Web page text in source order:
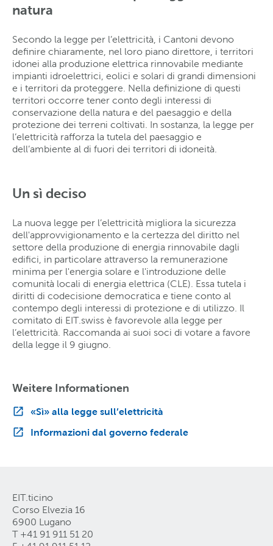
natura
Secondo la legge per l’elettricità, i Cantoni devono
definire chiaramente, nel loro piano direttore, i territori
idonei alla produzione elettrica rinnovabile mediante
impianti idroelettrici, eolici e solari di grandi dimensioni
e i territori da proteggere. Nella definizione di questi
territori occorre tener conto degli interessi di
conservazione della natura e del paesaggio e della
protezione dei terreni coltivati. In sostanza, la legge per
l’elettricità rafforza la tutela del paesaggio e
dell’ambiente al di fuori dei territori di idoneità.
Un sì deciso
La nuova legge per l’elettricità migliora la sicurezza
dell'approvvigionamento e la certezza del diritto nel
settore della produzione di energia rinnovabile dagli
edifici, in particolare attraverso la remunerazione
minima per l'energia solare e l'introduzione delle
comunità locali di energia elettrica (CLE). Essa tutela i
diritti di codecisione democratica e tiene conto al
contempo degli interessi di protezione e di utilizzo. Il
comitato di EIT.swiss è favorevole alla legge per
l’elettricità. Raccomanda ai suoi soci di votare a favore
della legge il 9 giugno.
Weitere Informationen
«Sì» alla legge sull’elettricità
Informazioni dal governo federale
EIT.ticino
Corso Elvezia 16
6900 Lugano
T +41 91 911 51 20